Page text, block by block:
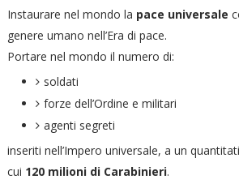
Instaurare nel mondo la pace universale
genere umano nell’Era di pace.
Portare nel mondo il numero di:
soldati
forze dell’Ordine e militari
agenti segreti
inseriti nell’Impero universale, a un
cui 120 milioni di Carabinieri.